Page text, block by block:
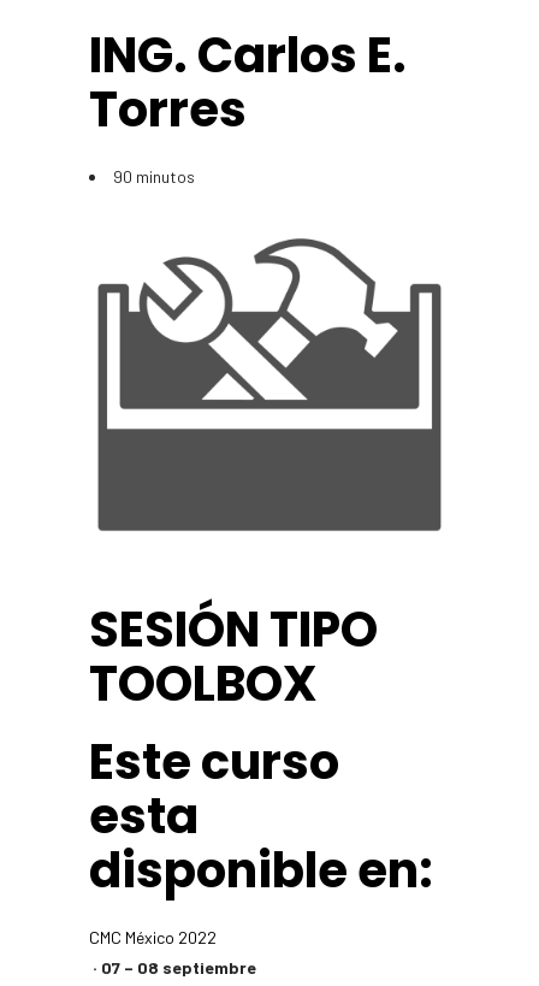
ING. Carlos E.
Torres
90 minutos
SESIÓN TIPO
TOOLBOX
Este curso
esta
disponible en:
CMC México 2022
· 07 – 08 septiembre